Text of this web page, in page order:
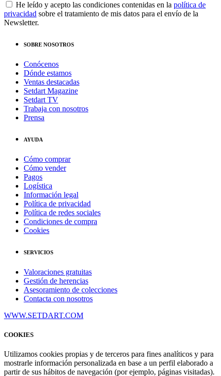
He leído y acepto las condiciones contenidas en la política de
privacidad sobre el tratamiento de mis datos para el envío de la
Newsletter.
SOBRE NOSOTROS
Conócenos
Dónde estamos
Ventas destacadas
Setdart Magazine
Setdart TV
Trabaja con nosotros
Prensa
AYUDA
Cómo comprar
Cómo vender
Pagos
Logística
Información legal
Política de privacidad
Política de redes sociales
Condiciones de compra
Cookies
SERVICIOS
Valoraciones gratuitas
Gestión de herencias
Asesoramiento de colecciones
Contacta con nosotros
WWW.SETDART.COM
COOKIES
Utilizamos cookies propias y de terceros para fines analíticos y para
mostrarle información personalizada en base a un perfil elaborado a
partir de sus hábitos de navegación (por ejemplo, páginas visitadas).